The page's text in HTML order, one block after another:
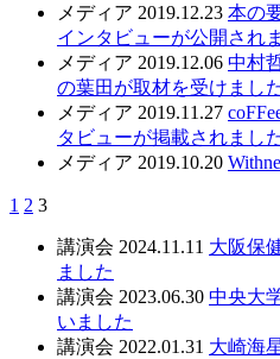
メディア 2019.12.23 本の
インタビューが公開され
メディア 2019.12.06 中村
の葉田が取材を受けまし
メディア 2019.11.27
タビューが掲載されまし
メディア 2019.10.20
1 2 3
講演会 2024.11.11 大阪保
ました
講演会 2023.06.30 中央大
いました
講演会 2022.01.31 大崎海